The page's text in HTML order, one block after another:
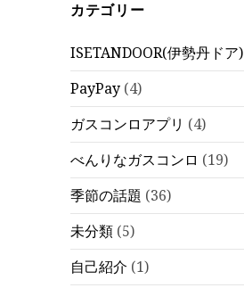
カテゴリー
ISETANDOOR(伊勢丹ドア)
PayPay (4)
ガスコンロアプリ (4)
べんりなガスコンロ (19)
季節の話題 (36)
未分類 (5)
自己紹介 (1)